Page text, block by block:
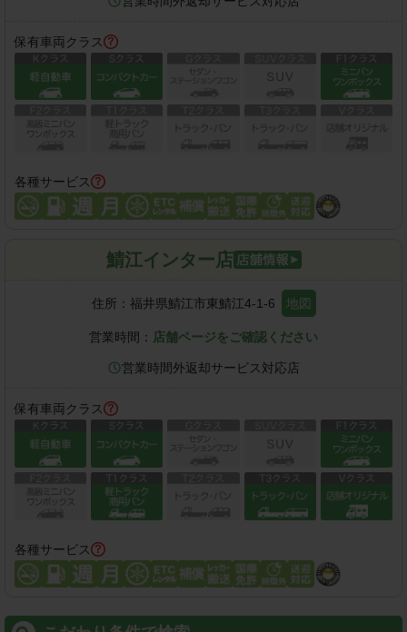
保有車両クラス
各種サービス
鯖江インター店
住所： 福井県鯖江市東鯖江4-1-6 地図
営業時間： 店舗ページをご確認ください
営業時間外返却サービス対応店
保有車両クラス
各種サービス